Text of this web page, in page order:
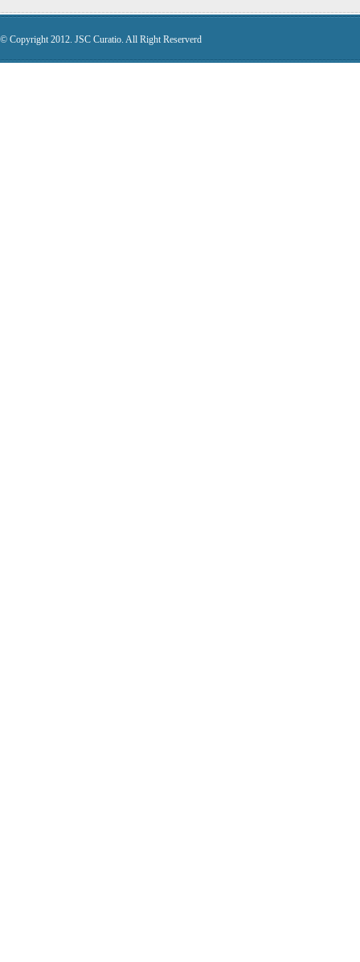
© Copyright 2012. JSC Curatio. All Right Reserverd